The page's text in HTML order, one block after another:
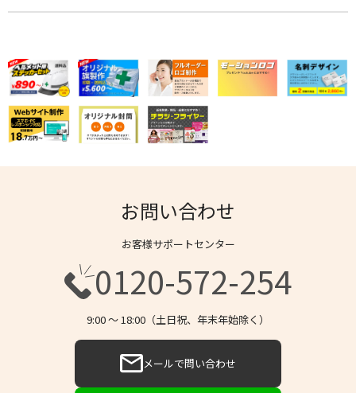
お問い合わせ
お客様サポートセンター
0120-572-254
9:00 〜 18:00（土日祝、年末年始除く）
メールで問い合わせ